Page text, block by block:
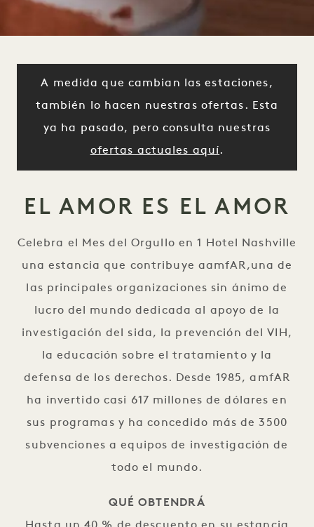
A medida que cambian las estaciones,
también lo hacen nuestras ofertas. Esta
ya ha pasado, pero consulta nuestras
ofertas actuales aquí .
EL AMOR ES EL AMOR
Celebra el Mes del Orgullo en 1 Hotel Nashville
una estancia que contribuye aamfAR,una de
las principales organizaciones sin ánimo de
lucro del mundo dedicada al apoyo de la
investigación del sida, la prevención del VIH,
la educación sobre el tratamiento y la
defensa de los derechos. Desde 1985, amfAR
ha invertido casi 617 millones de dólares en
sus programas y ha concedido más de 3500
subvenciones a equipos de investigación de
todo el mundo.
QUÉ OBTENDRÁ